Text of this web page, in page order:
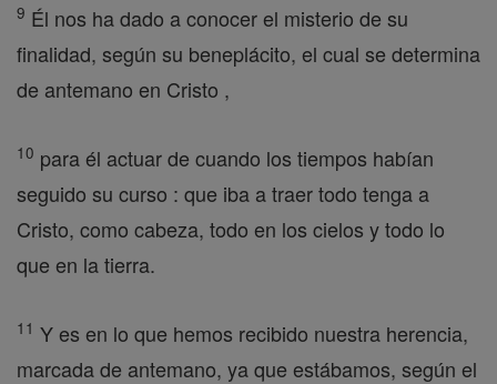
9 Él nos ha dado a conocer el misterio de su
finalidad, según su beneplácito, el cual se determina
de antemano en Cristo ,
10 para él actuar de cuando los tiempos habían
seguido su curso : que iba a traer todo tenga a
Cristo, como cabeza, todo en los cielos y todo lo
que en la tierra.
11 Y es en lo que hemos recibido nuestra herencia,
marcada de antemano, ya que estábamos, según el